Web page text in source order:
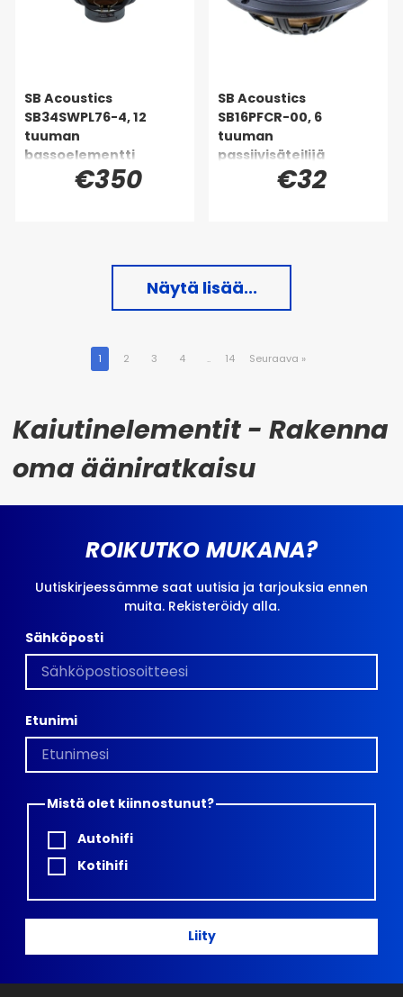
SB Acoustics
SB34SWPL76-4, 12
tuuman
bassoelementti
€350
SB Acoustics
SB16PFCR-00, 6
tuuman
passiivisäteilijä
€32
Näytä lisää...
1 2 3 4 .. 14 Seuraava »
Kaiutinelementit - Rakenna
oma ääniratkaisu
ROIKUTKO MUKANA?
Uutiskirjeessämme saat uutisia ja tarjouksia ennen
muita. Rekisteröidy alla.
Sähköposti
Etunimi
Mistä olet kiinnostunut?
Autohifi
Kotihifi
Liity